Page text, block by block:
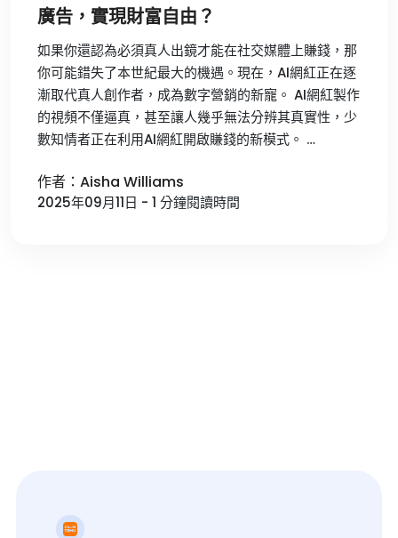
廣告，實現財富自由？
如果你還認為必須真人出鏡才能在社交媒體上賺錢，那
你可能錯失了本世紀最大的機遇。現在，AI網紅正在逐
漸取代真人創作者，成為數字營銷的新寵。 AI網紅製作
的視頻不僅逼真，甚至讓人幾乎無法分辨其真實性，少
數知情者正在利用AI網紅開啟賺錢的新模式。 …
作者：Aisha Williams
2025年09月11日 - 1 分鐘閱讀時間